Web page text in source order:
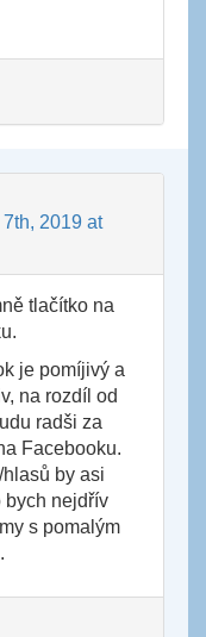
2019 at
tlačítko na
je pomíjivý a
na rozdíl od
radši za
Facebooku.
by asi
bych nejdřív
s pomalým